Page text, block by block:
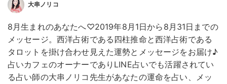
大串ノリコ
8月生まれのあなたへ♡2019年8月1日から8月31日までの
メッセージ。西洋占術である四柱推命と西洋占術である
タロットを掛け合わせ見えた運勢とメッセージをお届け♪
占いカフェのオーナーでありLINE占いでも活躍されてい
る占い師の大串ノリコ先生があなたの運命を占い、メッ